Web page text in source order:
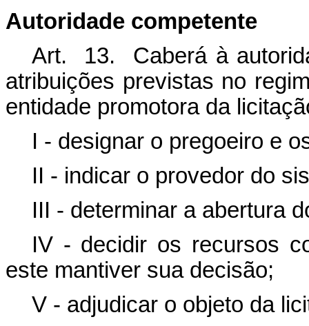
Autoridade competente
Art. 13. Caberá à
atribuições previstas no
entidade promotora da
I - designar o pregoeiro e
II - indicar o provedor do
III - determinar a abertura
IV - decidir os recursos
este mantiver sua decisão;
V - adjudicar o objeto da